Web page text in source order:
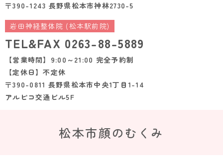
〒390-1243 長野県松本市神林2730-5
岩田神経整体院 (松本駅前院)
TEL&FAX 0263-88-5889
【営業時間】9:00～21:00 完全予約制
【定休日】不定休
〒390-0811 長野県松本市中央1丁目1-14
アルピコ交通ビル5F
松本市顔のむくみ